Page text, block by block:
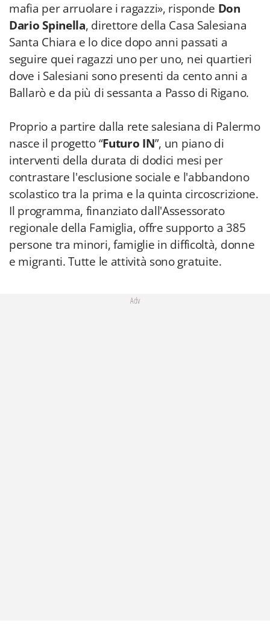
mafia per arruolare i ragazzi», risponde Don
Dario Spinella, direttore della Casa Salesiana
Santa Chiara e lo dice dopo anni passati a
seguire quei ragazzi uno per uno, nei quartieri
dove i Salesiani sono presenti da cento anni a
Ballarò e da più di sessanta a Passo di Rigano.
Proprio a partire dalla rete salesiana di Palermo
nasce il progetto “Futuro IN”, un piano di
interventi della durata di dodici mesi per
contrastare l'esclusione sociale e l'abbandono
scolastico tra la prima e la quinta circoscrizione.
Il programma, finanziato dall'Assessorato
regionale della Famiglia, offre supporto a 385
persone tra minori, famiglie in difficoltà, donne
e migranti. Tutte le attività sono gratuite.
Adv